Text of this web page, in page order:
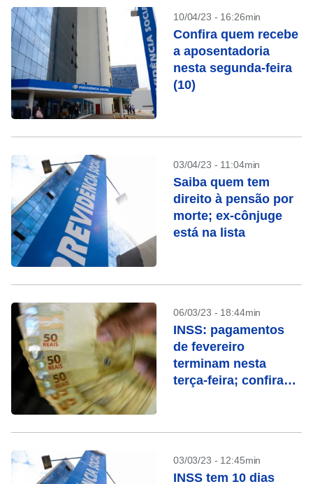
10/04/23 - 16:26min
Confira quem recebe
a aposentadoria
nesta segunda-feira
(10)
03/04/23 - 11:04min
Saiba quem tem
direito à pensão por
morte; ex-cônjuge
está na lista
06/03/23 - 18:44min
INSS: pagamentos
de fevereiro
terminam nesta
terça-feira; confira
03/03/23 - 12:45min
INSS tem 10 dias